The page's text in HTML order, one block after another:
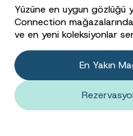
Yüzüne en uygun gözlüğü
Connection
ve en yeni koleksiyonlar
En Yakın